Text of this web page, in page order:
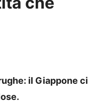
il Giappone ci